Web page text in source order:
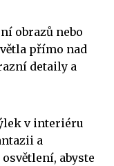
obrazů nebo
přímo nad
detaily a
v interiéru
a
abyste